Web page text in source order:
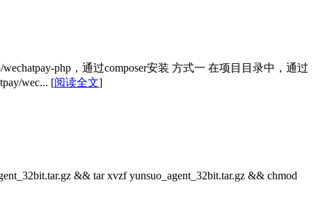
php，通过composer安装 方式一 在项目目录中，通过
wec... [阅读全文]
&& tar xvzf yunsuo_agent_32bit.tar.gz && chmod